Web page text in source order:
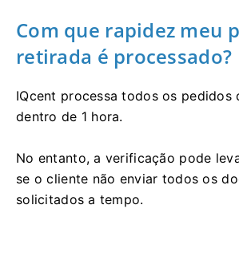
Com que rapidez meu
retirada é processado?
IQcent processa todos os pedidos
dentro de 1 hora.
No entanto, a verificação pode
se o cliente não enviar todos os
solicitados a tempo.